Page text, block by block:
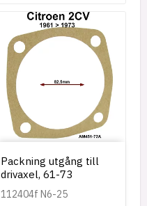
Packning utgång till
drivaxel, 61-73
112404f N6-25